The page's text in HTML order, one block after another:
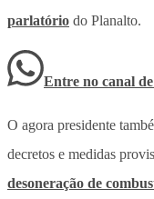
parlatório do Planalto.
Entre no canal
O agora presidente
decretos e medidas
desoneração de